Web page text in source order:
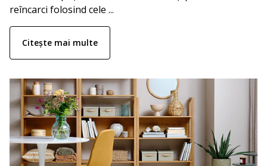
reîncarci folosind cele ...
Citește mai multe